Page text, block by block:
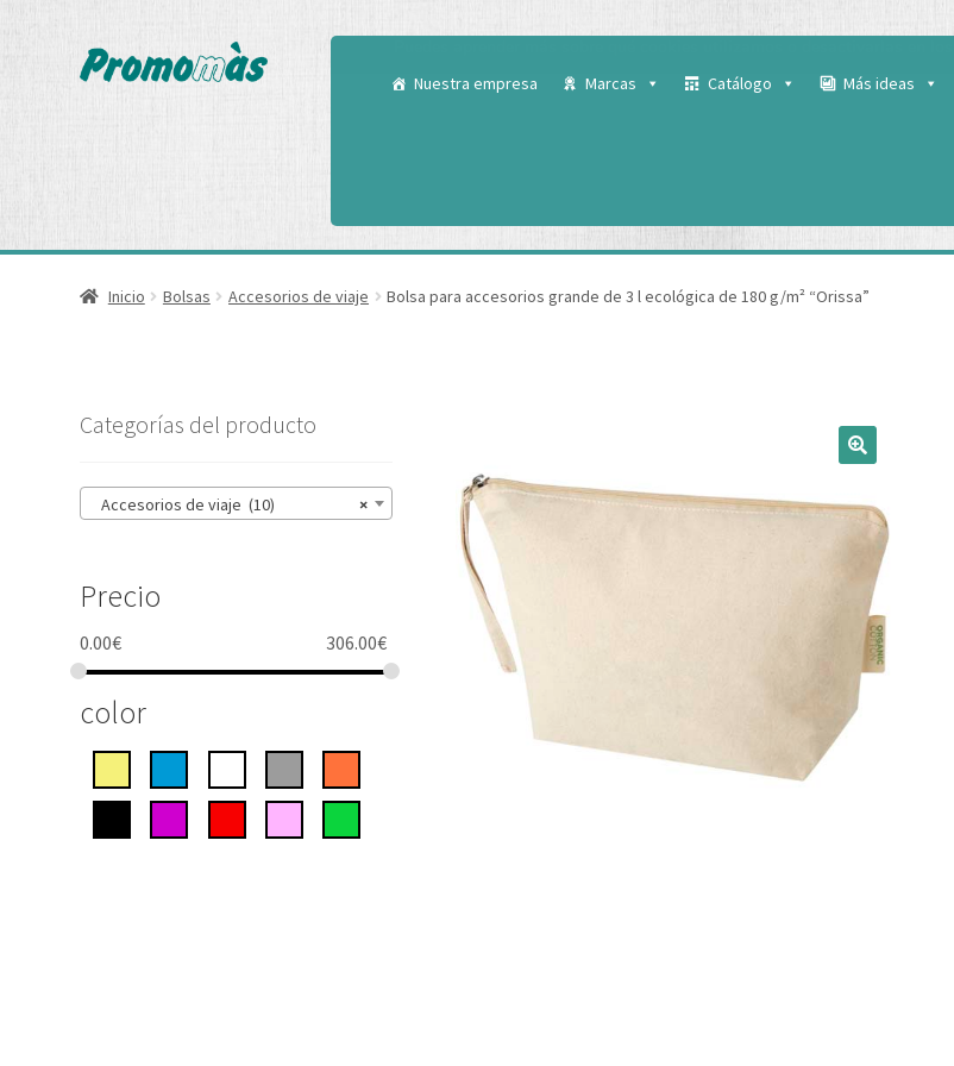
Nuestra empresa Marcas Catálogo Más ideas
Inicio Bolsas Accesorios de viaje Bolsa para accesorios grande de 3 l ecológica de 180 g/m² “Orissa”
Categorías del producto
×
Accesorios de viaje (10)
Precio
0.00€ 306.00€
color